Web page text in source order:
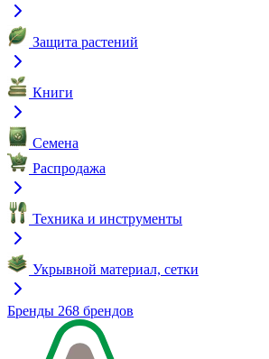
Защита растений
Книги
Семена
Распродажа
Техника и инструменты
Укрывной материал, сетки
Бренды 268 брендов